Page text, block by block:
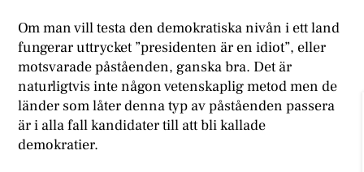
Om man vill testa den demokratiska nivån i ett land
fungerar uttrycket ”presidenten är en idiot”, eller
motsvarade påståenden, ganska bra. Det är
naturligtvis inte någon vetenskaplig metod men de
länder som låter denna typ av påståenden passera
är i alla fall kandidater till att bli kallade
demokratier.